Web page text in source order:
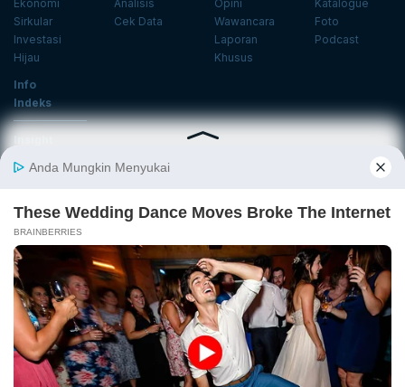
Ekonomi
Sirkular
Investasi
Hijau
Analisis
Cek Data
Opini
Wawancara
Laporan
Khusus
Katalogue
Foto
Podcast
Info
Indeks
Databoks
KatadataOto
Langganan Newsletter
Email
Daftar
Ikuti Kami